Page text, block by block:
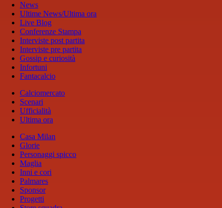
News
Ultime News/Ultima ora
Live Blog
Conferenze Stampa
Interviste post partita
Interviste pre partita
Gossip e curiosità
Infortuni
Fantacalcio
Calciomercato
Scenari
Ufficialità
Ultima ora
Casa Milan
Glorie
Personaggi spicco
Maglia
Inni e cori
Palmares
Sponsor
Progetti